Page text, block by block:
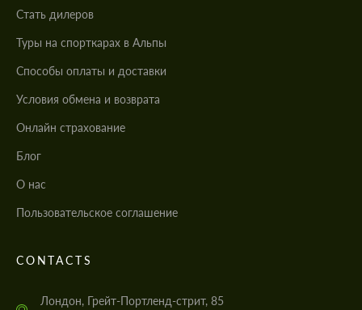
Стать дилеров
Туры на спорткарах в Альпы
Cпособы оплаты и доставки
Условия обмена и возврата
Онлайн страхование
Блог
О нас
Пользовательское соглашение
CONTACTS
Лондон, Грейт-Портленд-стрит, 85